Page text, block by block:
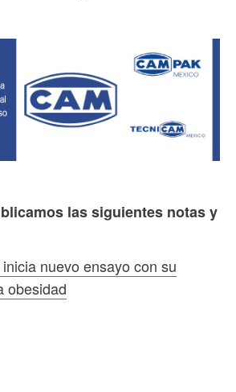
las siguientes notas y
nuevo ensayo con su
obesidad